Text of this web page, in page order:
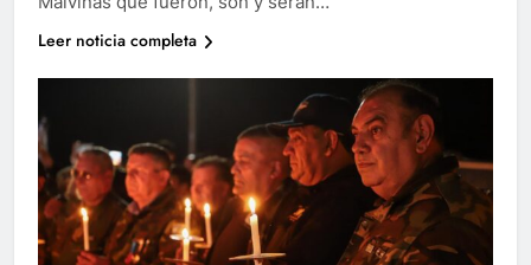
Leer noticia completa